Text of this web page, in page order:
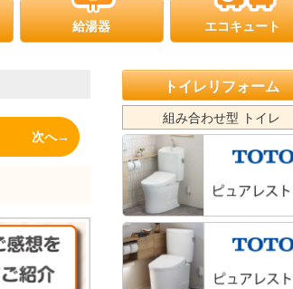
給湯器 エコキュート
次へ→
トイレリフォーム
組み合わせ型 トイレ